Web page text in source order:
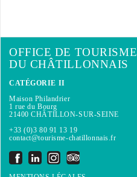
OFFICE DE TOURISME
DU CHÂTILLONNAIS
CATÉGORIE II
Maison Philandrier
1 rue du Bourg
21400 CHÂTILLON-SUR-SEINE
+33 (0)3 80 91 13 19
contact@tourisme-chatillonnais.fr